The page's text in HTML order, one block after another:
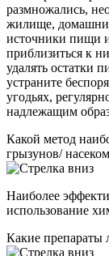
размножались,
жилище,
источники пищи
приблизиться к
удалять остатки
устраните
угодьях,
надлежащим
Какой метод
грызунов/
Наиболее
использование
Какие препараты